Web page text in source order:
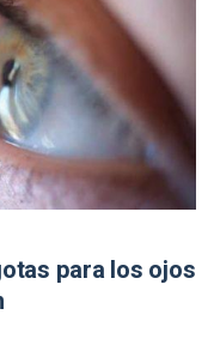
para los ojos